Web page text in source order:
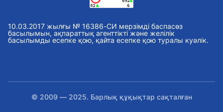
10.03.2017 жылғы № 16386-СИ мерзімді баспасөз
басылымын, ақпараттық агенттікті және желілік
басылымды есепке қою, қайта есепке қою туралы куәлік.
© 2009 — 2025. Барлық құқықтар сақталған